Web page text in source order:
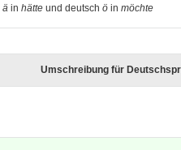
ä in hätte und deutsch ö in möchte
Umschreibung für